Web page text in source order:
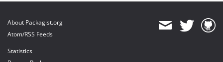
About Packagist.org
Atom/RSS Feeds
Statistics